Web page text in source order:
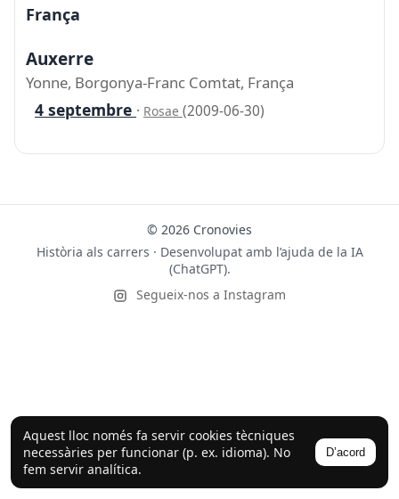
Aquest lloc només fa servir cookies tècniques
necessàries per funcionar (p. ex. idioma). No
fem servir analítica.
D’acord
França
Auxerre
Yonne, Borgonya-Franc Comtat, França
4 septembre · Rosae (2009-06-30)
© 2026 Cronovies
Història als carrers · Desenvolupat amb l’ajuda de la IA
(ChatGPT).
Segueix-nos a Instagram